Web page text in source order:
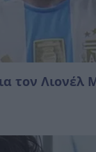
τον Λιονέλ